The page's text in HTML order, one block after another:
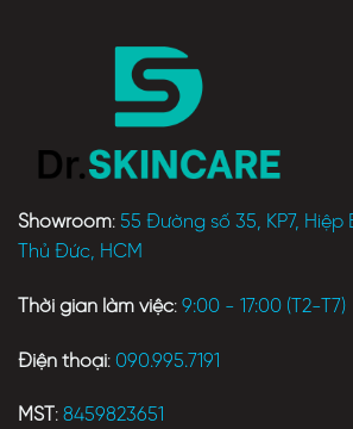
Showroom: 55 Đường số 35, KP7, Hiệp
Thủ Đức, HCM
Thời gian làm việc: 9:00 - 17:00 (T2-T7)
Điện thoại: 090.995.7191
MST : 8459823651